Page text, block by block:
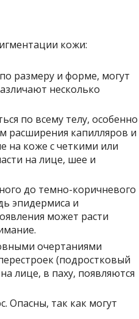
кожи:
размеру и форме, могут
несколько
по всему телу, особенно
расширения капилляров и
на коже с четкими или
на лице, шее и
до темно-коричневого
эпидермиса и
может расти
очертаниями
(подростковый
лице, в паху, появляются
Опасны, так как могут